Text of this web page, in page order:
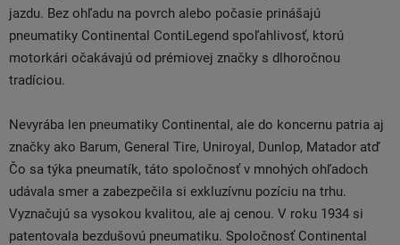
jazdu. Bez ohľadu na povrch alebo počasie prinášajú
pneumatiky Continental ContiLegend spoľahlivosť, ktorú
motorkári očakávajú od prémiovej značky s dlhoročnou
tradíciou.
Nevyrába len pneumatiky Continental, ale do koncernu patria aj
značky ako Barum, General Tire, Uniroyal, Dunlop, Matador atď
Čo sa týka pneumatík, táto spoločnosť v mnohých ohľadoch
udávala smer a zabezpečila si exkluzívnu pozíciu na trhu.
Vyznačujú sa vysokou kvalitou, ale aj cenou. V roku 1934 si
patentovala bezdušovú pneumatiku. Spoločnosť Continental